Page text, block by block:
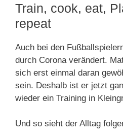
Train, cook, eat,
repeat
Auch bei den
durch Corona verändert.
sich erst einmal daran
sein. Deshalb ist er jetzt
wieder ein Training in
Und so sieht der Alltag